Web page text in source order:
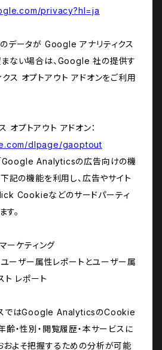
privacy?hl=ja
データが Google アナリティクス
ない場合は、Google 社の提供す
ス オプトアウト アドオンをご利用
オプトアウト アドオン：
dlpage/gaoptout
「Google Analyticsの広告向けの機
下記の機能を利用し、広告やサイト
Cookieなどのサードパーティ
。
ケティング
ザー属性レポートとユーザー属
ト レポート
スではGoogle AnalyticsのCookie
齢・性別・閲覧履歴・本サービスに
およそ把握するための分析が可能